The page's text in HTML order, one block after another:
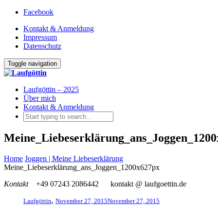
Facebook
Kontakt & Anmeldung
Impressum
Datenschutz
Toggle navigation
Laufgöttin – 2025
Über mich
Kontakt & Anmeldung
Home Joggen | Meine Liebeserklärung
Meine_Liebeserklärung_ans_Joggen_1200x627px
Kontakt
+49 07243 2086442 kontakt @ laufgoettin.de
Laufgöttin, November 27, 2015November 27, 2015